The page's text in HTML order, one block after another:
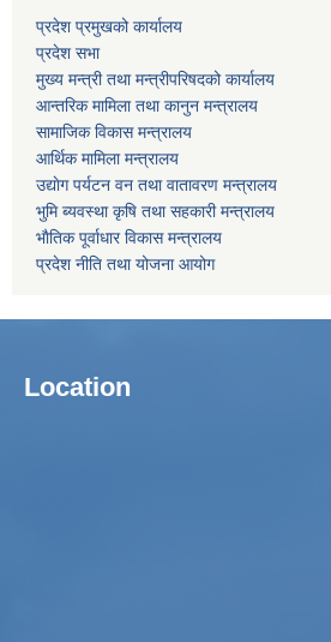
प्रदेश प्रमुखको कार्यालय
प्रदेश सभा
मुख्य मन्त्री तथा मन्त्रीपरिषदको कार्यालय
आन्तरिक मामिला तथा कानुन मन्त्रालय
सामाजिक विकास मन्त्रालय
आर्थिक मामिला मन्त्रालय
उद्याेग पर्यटन वन तथा वातावरण मन्त्रालय
भुमि ब्यवस्था कृषि तथा सहकारी मन्त्रालय
भाैतिक पूर्वाधार विकास मन्त्रालय
प्रदेश नीति तथा योजना आयोग
Location